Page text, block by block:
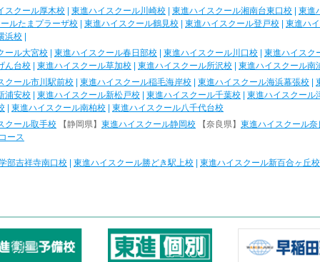
スクール厚木校
東進ハイスクール川崎校 東進ハイスクール湘南台東口校 東進
ルたまプラーザ校
東進ハイスクール鶴見校 東進ハイスクール登戸校 東進ハ
浜校
ール大宮校
東進ハイスクール春日部校 東進ハイスクール川口校 東進ハイスク
ん台校
東進ハイスクール草加校 東進ハイスクール所沢校 東進ハイスクール南
クール市川駅前校
東進ハイスクール稲毛海岸校 東進ハイスクール海浜幕張校
浦安校
東進ハイスクール新松戸校 東進ハイスクール千葉校 東進ハイスクール
東進ハイスクール南柏校
東進ハイスクール八千代台校
クール取手校
【静岡県】 東進ハイスクール静岡校 【奈良県】 東進ハイスクール奈
ース
部吉祥寺南口校 東進ハイスクール勝どき駅上校 東進ハイスクール新百合ヶ丘校